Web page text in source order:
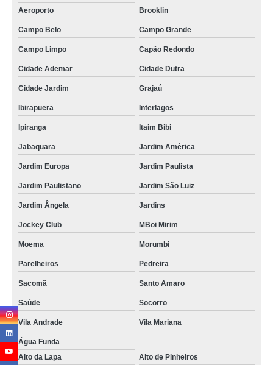
Aeroporto
Brooklin
Campo Belo Campo Grande
Campo Limpo Capão Redondo
Cidade Ademar Cidade Dutra
Cidade Jardim Grajaú
Ibirapuera Interlagos
Ipiranga Itaim Bibi
Jabaquara Jardim América
Jardim Europa Jardim Paulista
Jardim Paulistano Jardim São Luiz
Jardim Ângela Jardins
Jockey Club MBoi Mirim
Moema Morumbi
Parelheiros Pedreira
Sacomã Santo Amaro
Saúde Socorro
Vila Andrade Vila Mariana
Água Funda
Alto da Lapa
Alto de Pinheiros